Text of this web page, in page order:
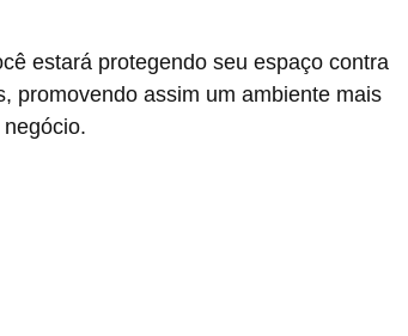
estará protegendo seu espaço contra
promovendo assim um ambiente mais